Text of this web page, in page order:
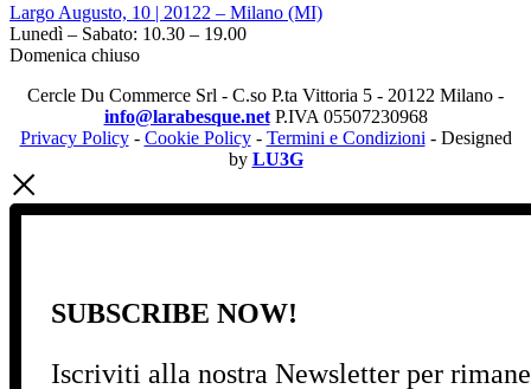
Largo Augusto, 10 | 20122 – Milano (MI)
Lunedì – Sabato: 10.30 – 19.00
Domenica chiuso
Cercle Du Commerce Srl - C.so P.ta Vittoria 5 - 20122 Milano -
info@larabesque.netP.IVA 05507230968
Privacy Policy- Cookie Policy- Termini e Condizioni - Designed
by LU3G
SUBSCRIBE NOW!
Iscriviti alla nostra Newsletter per